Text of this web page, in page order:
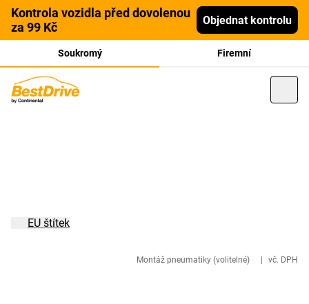
Kontrola vozidla před dovolenou
za 99 Kč
Objednat kontrolu
Soukromý Firemní
Montáž pneumatiky (volitelné) vč. DPH
EU štítek